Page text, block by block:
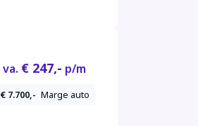
va. € 247,- p/m
€ 7.700,- Marge auto